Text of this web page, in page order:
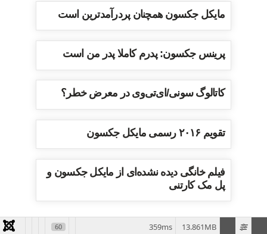
مایکل جکسون همچنان پردرآمدترین است
پرینس جکسون: پدرم کاملا پدر من است
کاتالوگ سونی/ای‌تی‌وی در معرض خطر؟
تقویم ۲۰۱۶ رسمی مایکل جکسون
فیلم خانگی دیده نشده‌ای از مایکل جکسون و
پل مک کارتنی
60 13.861MB
359ms